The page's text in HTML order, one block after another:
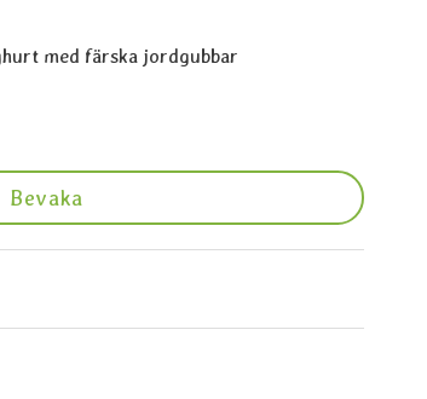
med färska jordgubbar
Bevaka